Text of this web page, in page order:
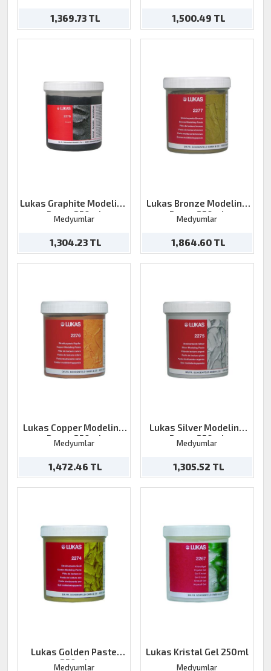
1,369.73 TL 1,500.49 TL
Lukas Graphite Modeling
Paste 250ml
Medyumlar
1,304.23 TL
Lukas Bronze Modeling
Paste 250ml
Medyumlar
1,864.60 TL
Lukas Copper Modeling
Paste 250ml
Medyumlar
1,472.46 TL
Lukas Silver Modeling
Paste 250ml
Medyumlar
1,305.52 TL
Lukas Golden Paste
250ml
Medyumlar
Lukas Kristal Gel 250ml
Medyumlar